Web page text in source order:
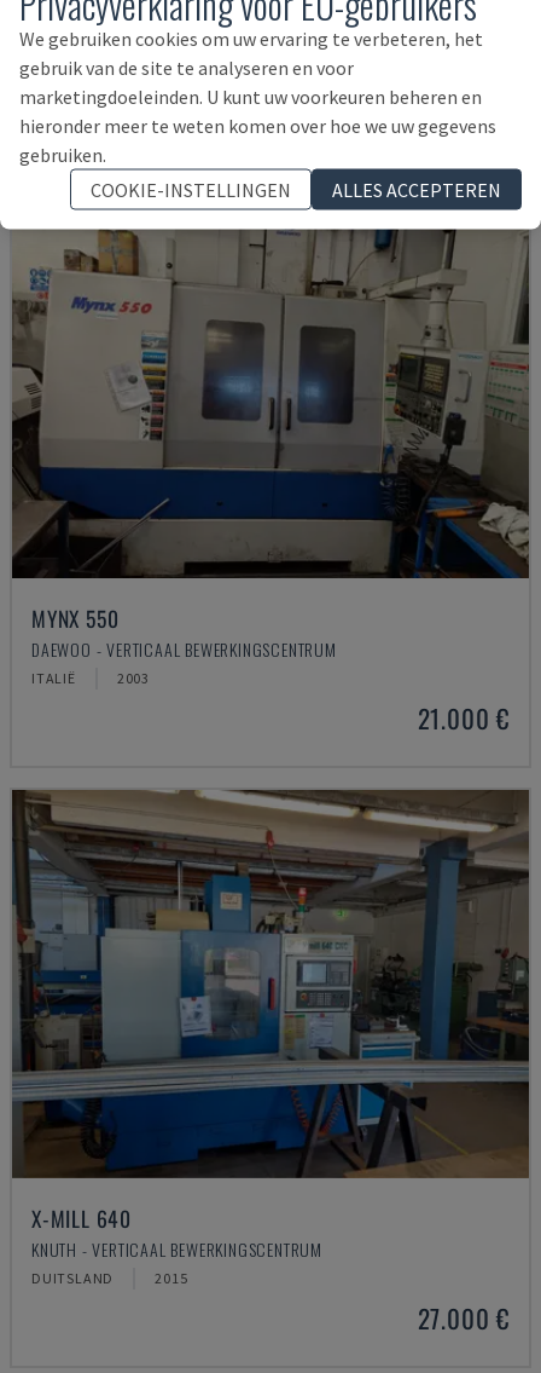
U5-1530
SPINNER - VERTICAAL BEWERKINGSCENTRUM
DUITSLAND 2021 6.000 UUR
145.000 €
MYNX 550
DAEWOO - VERTICAAL BEWERKINGSCENTRUM
ITALIË 2003
21.000 €
X-MILL 640
KNUTH - VERTICAAL BEWERKINGSCENTRUM
DUITSLAND 2015
27.000 €
We gebruiken cookies om uw ervaring te verbeteren, het
gebruik van de site te analyseren en voor
marketingdoeleinden. U kunt uw voorkeuren beheren en
hieronder meer te weten komen over hoe we uw gegevens
gebruiken.
COOKIE-INSTELLINGEN
ALLES ACCEPTEREN